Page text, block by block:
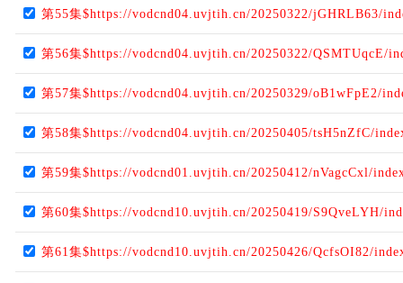
第55集$https://vodcnd04.uvjtih.cn/20250322/jGHRLB63/
第56集$https://vodcnd04.uvjtih.cn/20250322/QSMTUqcE/
第57集$https://vodcnd04.uvjtih.cn/20250329/oB1wFpE2/
第58集$https://vodcnd04.uvjtih.cn/20250405/tsH5nZfC/
第59集$https://vodcnd01.uvjtih.cn/20250412/nVagcCxl/
第60集$https://vodcnd10.uvjtih.cn/20250419/S9QveLYH/
第61集$https://vodcnd10.uvjtih.cn/20250426/QcfsOI82/